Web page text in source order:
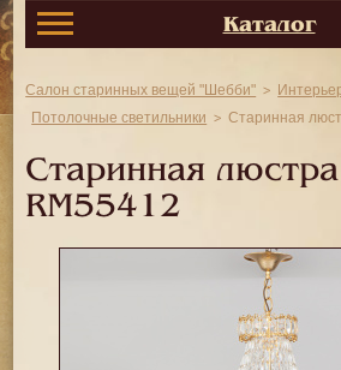
Каталог
Салон старинных вещей "Шебби"
Потолочные светильники
Старинная
Старинная
RM55412